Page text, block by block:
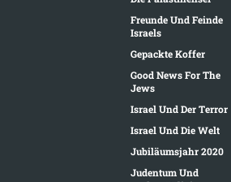
Freunde Und Feinde
Israels
Gepackte Koffer
Good News For The
Jews
Israel Und Der Terror
Israel Und Die Welt
Jubiläumsjahr 2020
Judentum Und